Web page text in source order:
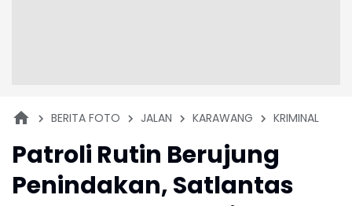
BERITA FOTO JALAN KARAWANG KRIMINAL
Patroli Rutin Berujung
Penindakan, Satlantas